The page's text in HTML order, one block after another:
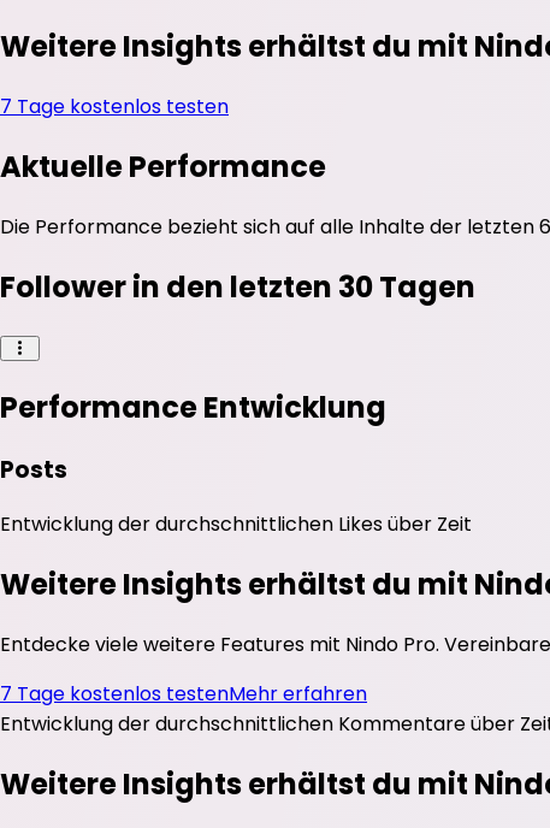
Weitere Insights erhältst du mit
7 Tage kostenlos testen
Aktuelle Performance
Die Performance bezieht sich auf alle Inhalte der letzten
Follower in den letzten 30 Tagen
Performance Entwicklung
Posts
Entwicklung der durchschnittlichen Likesüber Zeit
Weitere Insights erhältst du mit
Entdecke viele weitere Features mit Nindo Pro.
7 Tage kostenlos testenMehr erfahren
Entwicklung der durchschnittlichen Kommentareüber
Weitere Insights erhältst du mit